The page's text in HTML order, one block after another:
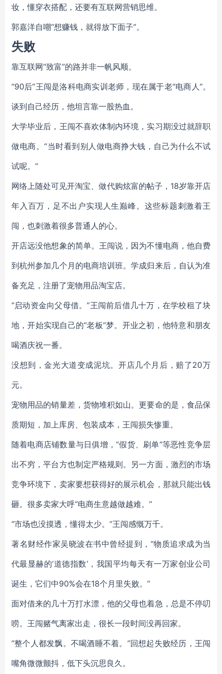
妆，懂穿衣搭配，还要有互联网营销思维。
郭嘉洋自嘲“想赚钱，就得放下面子”。
失败
靠互联网“致富”的路并非一帆风顺。
“90后”王闯是洛科电商实训老师，现在属于老“电商人”。
谈到自己经历，他坦言靠一股热血。
大学毕业后，王闯不喜欢体制内环境，实习期没过就辞职
做电商。“当时看到别人做电商挣大钱，自己为什么不试
试呢。”
网络上随处可见开淘宝、做代购炫富的帖子，18岁靠开店
年入百万，足不出户实现人生巅峰。这些标题刺激着王
闯，也刺激着很多普通人的心。
开店远没他想象的简单。王闯说，因为不懂电商，他自费
到杭州参加几个月的电商培训班。学成归来后，自认为准
备充足，注册了宠物用品淘宝店。
“启动资金向父母借。”王闯前后借几十万，在学校租了块
地，开始实现自己的“老板”梦。开业之初，他特意和朋友
喝酒庆祝一番。
没想到，金光大道变成泥坑。开店几个月后，赔了20万
元。
宠物用品的销量差，货物堆积如山。更要命的是，食品保
质期短，加上库房、包装成本，王闯损失惨重。
随着电商店铺数量与日俱增，“假货、刷单”等恶性竞争层
出不穷，平台方也制定严格规则。另一方面，激烈的市场
竞争环境下，卖家要想获得好的展示机会，那就只能出钱
砸。很多卖家大呼“电商生意越做越难。”
“市场也没摸透，懂得太少。”王闯感慨万千。
著名财经作家吴晓波在书中曾经提到，“物质追求成为当
代最显赫的‘道德指数’，我国平均每天有一万家创业公司
诞生，它们中90%会在18个月里失败。”
面对借来的几十万打水漂，他的父母也着急，总是不停叨
唠。王闯赌气离家出走，很长一段时间没再回家。
“整个人都发飘。不喝酒睡不着。”回想起失败经历，王闯
嘴角微微颤抖，低下头沉思良久。